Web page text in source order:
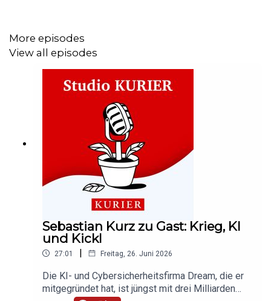
gibt und auch auf Youtube als Video-Podcast
Abonniert unseren Podcast auf
und hinterlasst uns eine Bewertung, wenn euch
der Podcast gefällt. Mehr Podcasts gibt es auch unter
kurier.at/podcasts.
More episodes
View all episodes
Sebastian Kurz zu Gast: Krieg, KI
und Kickl
27:01 | Freitag, 26. Juni 2026
Die KI- und Cybersicherheitsfirma Dream, die er
mitgegründet hat, ist jüngst mit drei Milliarden